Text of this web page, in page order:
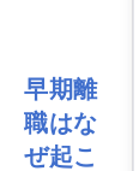
早期離
職はな
ぜ起こ